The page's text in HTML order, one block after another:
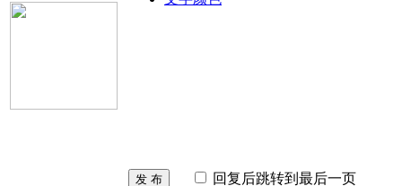
发 布 回复后跳转到最后一页